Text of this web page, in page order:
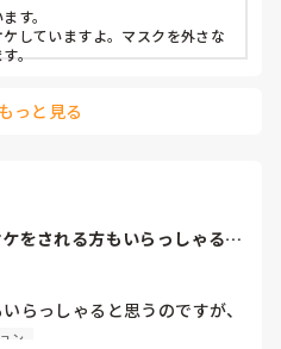
す。
していますよ。マスクを外さな
。
っと見る
をされる方もいらっしゃると
らっしゃると思うのですが、
はアルコールウエットティッ
ン